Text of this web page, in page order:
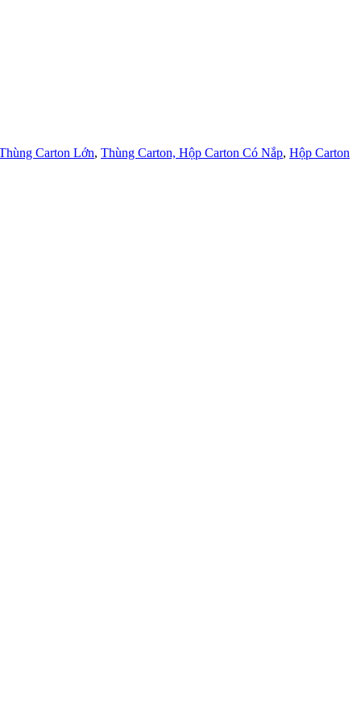
Carton Lớn, Thùng Carton, Hộp Carton Có Nắp, Hộp Carton